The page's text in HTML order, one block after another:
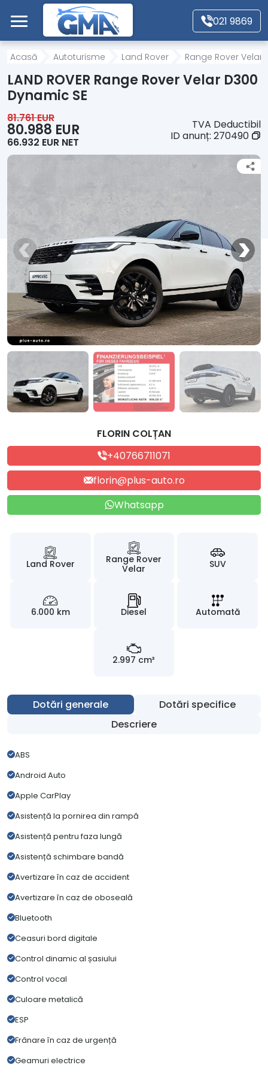
Mergi direct la conținutul principal
021 9869
Acasă
Autoturisme
Motociclete
Autoutilitare
Alte tipuri vehicule
Despre Noi
Contact
Acasă Autoturisme Land Rover Range Rover Velar
LAND ROVER Range Rover Velar D300
Dynamic SE
81.761 EUR
80.988 EUR
66.932 EUR NET
TVA Deductibil
ID anunț: 270490
FLORIN COLȚAN
+40766711071
florin@plus-auto.ro
Whatsapp
Land Rover
Range Rover
Velar
SUV
6.000 km Diesel Automată
2.997 cm³
Dotări generale
Dotări specifice
Descriere
ABS
Android Auto
Apple CarPlay
Asistență la pornirea din rampă
Asistență pentru faza lungă
Asistență schimbare bandă
Avertizare în caz de accident
Avertizare în caz de oboseală
Bluetooth
Ceasuri bord digitale
Control dinamic al șasiului
Control vocal
Culoare metalică
ESP
Frânare în caz de urgență
Geamuri electrice